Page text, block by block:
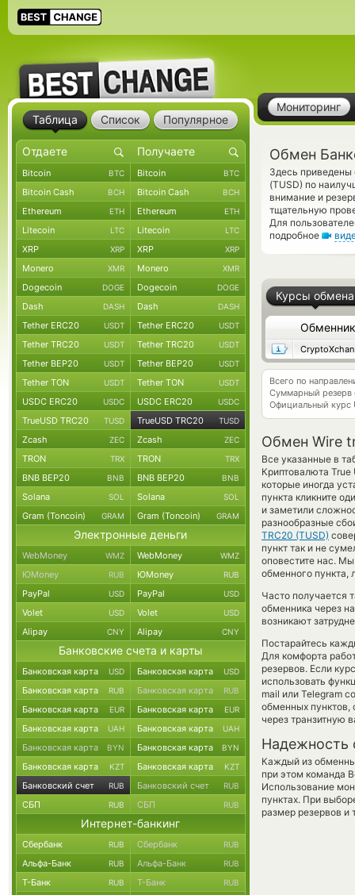
Мониторинг
Обмен
Здесь приведены
(TUSD) по
внимание и
тщательную
Для
подробное
Курсы обмена
Обменник
Всего по
Суммарный резерв
Официальный курс
Обмен Wire
Все указанные в
Криптовалюта
которые иногда
пункта кликните
и заметили
разнообразные
TRC20 (TUSD)
пункт так и не
оповестите нас.
обменного пункта,
Часто получается
обменника через
возникают
Постарайтесь
Для комфорта
резервов. Если
использовать
mail или Telegram
обменных
через транзитную
Надежность
Каждый из
при этом команда
Использование
пунктах. При
размер резервов и
Таблица Список Популярное
Bitcoin BTC Bitcoin BTC
Bitcoin Cash BCH Bitcoin Cash BCH
Ethereum ETH Ethereum ETH
Litecoin LTC Litecoin LTC
XRP XRP XRP XRP
Monero XMR Monero XMR
Dogecoin DOGE Dogecoin DOGE
Dash DASH Dash DASH
Tether ERC20 USDT Tether ERC20 USDT
Tether TRC20 USDT Tether TRC20 USDT
Tether BEP20 USDT Tether BEP20 USDT
Tether TON USDT Tether TON USDT
USDC ERC20 USDC USDC ERC20 USDC
TrueUSD TRC20 TUSD TrueUSD TRC20 TUSD
Zcash ZEC Zcash ZEC
TRON TRX TRON TRX
BNB BEP20 BNB BNB BEP20 BNB
Solana SOL Solana SOL
Gram (Toncoin) GRAM Gram (Toncoin) GRAM
Электронные деньги
WebMoney WMZ WebMoney WMZ
ЮMoney RUB ЮMoney RUB
PayPal USD PayPal USD
Volet USD Volet USD
Alipay CNY Alipay CNY
Банковские счета и карты
Банковская карта USD Банковская карта USD
Банковская карта RUB Банковская карта RUB
Банковская карта EUR Банковская карта EUR
Банковская карта UAH Банковская карта UAH
Банковская карта BYN Банковская карта BYN
Банковская карта KZT Банковская карта KZT
Банковский счет RUB Банковский счет RUB
СБП RUB СБП RUB
Интернет-банкинг
Сбербанк RUB Сбербанк RUB
Альфа-Банк RUB Альфа-Банк RUB
Т-Банк RUB Т-Банк RUB